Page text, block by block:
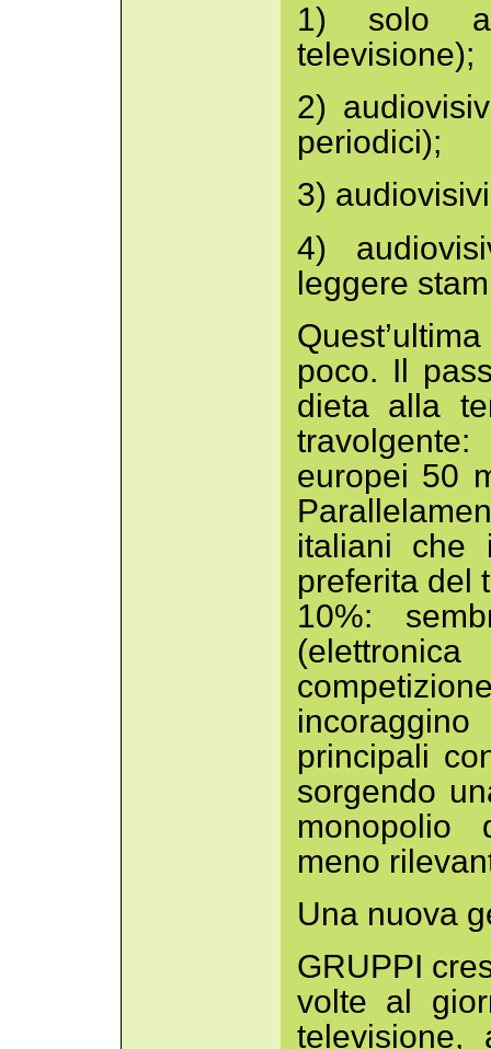
1) solo
televisione);
2)
periodici);
3)
4)
leggere
poco. Il
dieta alla
europei 50
italiani che
preferita del
10%:
principali
sorgendo
monopolio
meno
Una nuova
GRUPPI
volte al